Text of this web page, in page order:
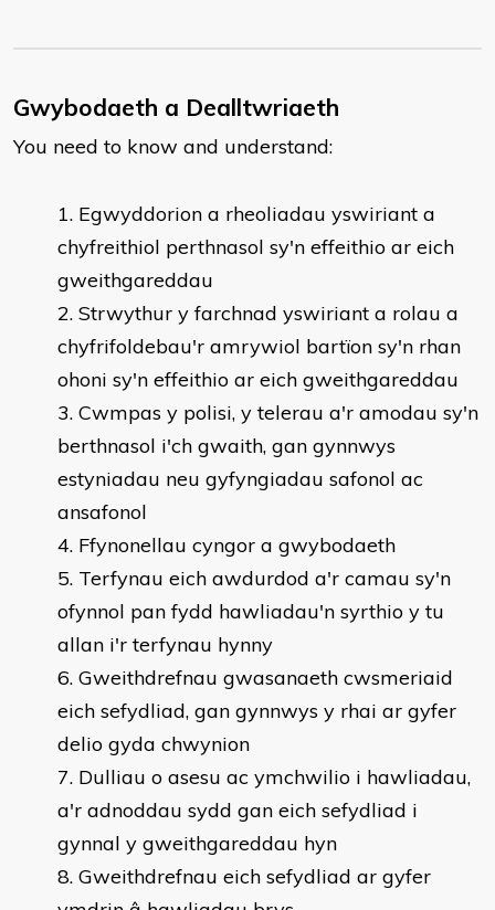
Gwybodaeth a Dealltwriaeth
You need to know and understand:
Egwyddorion a rheoliadau yswiriant a
chyfreithiol perthnasol sy'n effeithio ar eich
gweithgareddau
Strwythur y farchnad yswiriant a rolau a
chyfrifoldebau'r amrywiol bartïon sy'n rhan
ohoni sy'n effeithio ar eich gweithgareddau
Cwmpas y polisi, y telerau a'r amodau sy'n
berthnasol i'ch gwaith, gan gynnwys
estyniadau neu gyfyngiadau safonol ac
ansafonol
Ffynonellau cyngor a gwybodaeth
Terfynau eich awdurdod a'r camau sy'n
ofynnol pan fydd hawliadau'n syrthio y tu
allan i'r terfynau hynny
Gweithdrefnau gwasanaeth cwsmeriaid
eich sefydliad, gan gynnwys y rhai ar gyfer
delio gyda chwynion
Dulliau o asesu ac ymchwilio i hawliadau,
a'r adnoddau sydd gan eich sefydliad i
gynnal y gweithgareddau hyn
Gweithdrefnau eich sefydliad ar gyfer